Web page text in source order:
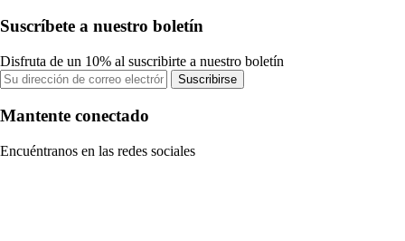
Suscríbete a nuestro boletín
Disfruta de un 10% al suscribirte a nuestro boletín
Suscribirse
Mantente conectado
Encuéntranos en las redes sociales